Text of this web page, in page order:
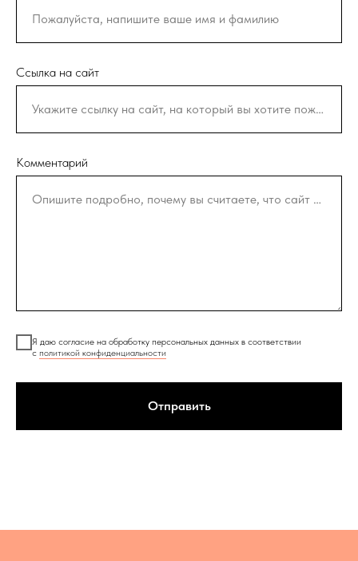
Пожалуйста, напишите ваше имя и фамилию
Ссылка на сайт
Укажите ссылку на сайт, на который вы хотите пожаловаться
Комментарий
Опишите подробно, почему вы считаете, что сайт нарушает ваши права
Я даю согласие на обработку персональных данных в соответствии
с политикой конфиденциальности
Отправить